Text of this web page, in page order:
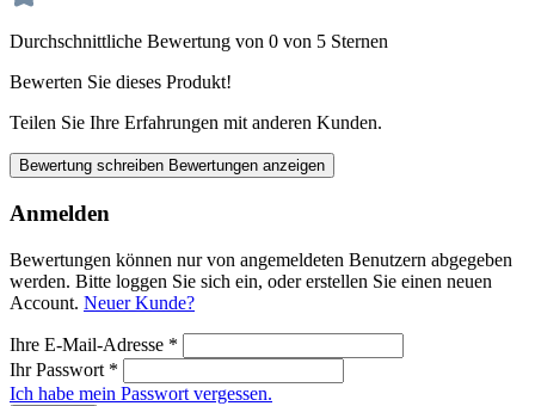
Durchschnittliche Bewertung von 0 von 5 Sternen
Bewerten Sie dieses Produkt!
Teilen Sie Ihre Erfahrungen mit anderen Kunden.
Bewertung schreiben Bewertungen anzeigen
Anmelden
Bewertungen können nur von angemeldeten Benutzern abgegeben
werden. Bitte loggen Sie sich ein, oder erstellen Sie einen neuen
Account. Neuer Kunde?
Ihre E-Mail-Adresse *
Ihr Passwort *
Ich habe mein Passwort vergessen.